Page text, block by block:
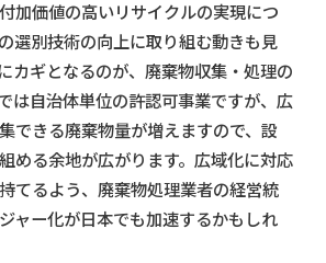
加価値の高いリサイクルの実現につ
選別技術の向上に取り組む動きも見
カギとなるのが、廃棄物収集・処理の
は自治体単位の許認可事業ですが、広
できる廃棄物量が増えますので、設
める余地が広がります。広域化に対応
てるよう、廃棄物処理業者の経営統
ャー化が日本でも加速するかもしれ